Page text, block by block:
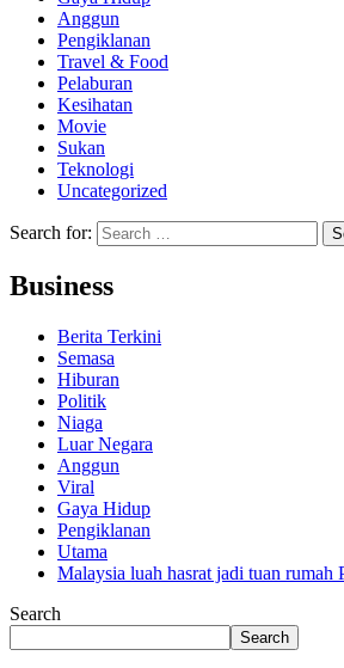
Anggun
Pengiklanan
Travel & Food
Pelaburan
Kesihatan
Movie
Sukan
Teknologi
Uncategorized
Search for:
Business
Berita Terkini
Semasa
Hiburan
Politik
Niaga
Luar Negara
Anggun
Viral
Gaya Hidup
Pengiklanan
Utama
Malaysia luah hasrat jadi tuan rumah
Search
Search